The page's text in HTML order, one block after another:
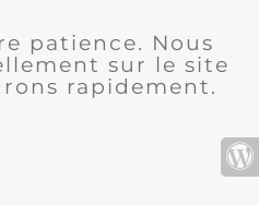
patience. Nous
sur le site
rapidement.